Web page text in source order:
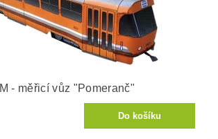
- měřicí vůz "Pomeranč"